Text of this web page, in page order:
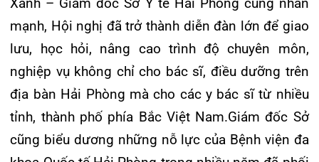
TRẢI NGHIỆM Y TẾ CHUẨN QUỐC
TẾ CHẠM ĐẾN TRÁI TI...
28/07/2026
BỆNH VIỆN ĐA KHOA QUỐC TẾ
HẢI PHÒNG THÔNG BÁO T...
27/07/2026